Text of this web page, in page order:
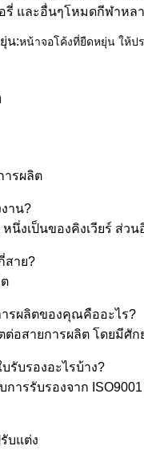
รี่ และอื่นๆโหมดกีฬาห
น:หน้าจอโค้งที่ยืดหยุ่น ให้ป
ารผลิต
าน?
หนึ่งเป็นของคิงเวียร์ ส่ว
สาย?
รผลิตของคุณคืออะไร?
อสายการผลิต โดยมีศั
รับรองอะไรบ้าง?
บการรับรองจาก
บแต่ง